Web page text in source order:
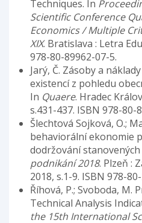
Techniques. In
Scientific Conference
Economics / Multiple
XIX. Bratislava : Letra
978-80-89962-07-5.
Jarý, Č. Zásoby a
existencí z pohledu
In Quaere. Hradec
s.431-437. ISBN 978-80-
Šlechtová Sojková, O.;
behaviorální ekonomie
dodržování
podnikání 2018. Plzeň :
2018, s.1-9. ISBN 978-
Říhová, P.; Svoboda, M.
Technical Analysis
the 15th International